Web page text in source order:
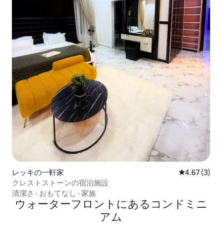
レッキの一軒家 レビュー3
4.67 (3)
クレストストーンの宿泊施設
清潔さ · おもてなし · 家族
ウォーターフロントにあるコンドミニ
アム